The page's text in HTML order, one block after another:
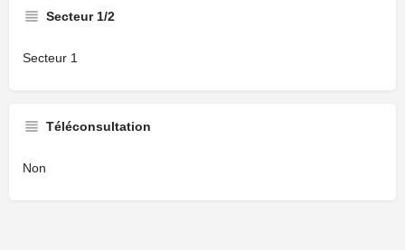
Secteur 1/2
Secteur 1
Téléconsultation
Non